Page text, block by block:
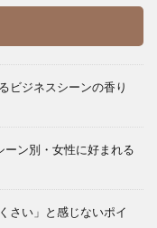
ビジネスシーンの香り
ン別・女性に好まれる
さい」と感じないポイ